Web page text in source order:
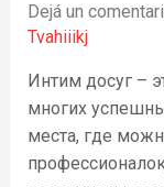
Dejá un
Tvahiiikj
Интим досуг –
многих
места, где